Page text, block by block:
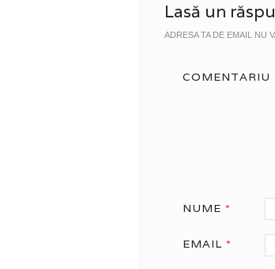
Lasă un
ADRESA TA DE EMAIL NU
COMENTARIU
NUME *
EMAIL *